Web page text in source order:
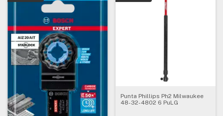
Punta Phillips Ph2 Milwaukee
48-32-4802 6 PuLG